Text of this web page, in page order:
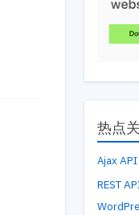
热点
Ajax API
REST